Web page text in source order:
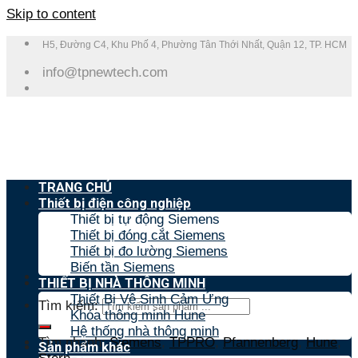
Skip to content
H5, Đường C4, Khu Phố 4, Phường Tân Thới Nhất, Quận 12, TP. HCM
info@tpnewtech.com
Tìm kiếm:
Tìm nhanh:Siemens,TPPRO,Pfannenberg,Hune,
TRANG CHỦ
Thiết bị điện công nghiệp
Thiết bị tự động Siemens
Thiết bị đóng cắt Siemens
Thiết bị đo lường Siemens
Biến tần Siemens
THIẾT BỊ NHÀ THÔNG MINH
Thiết Bị Vệ Sinh Cảm Ứng
Khóa thông minh Hune
Hệ thống nhà thông minh
Sản phẩm khác